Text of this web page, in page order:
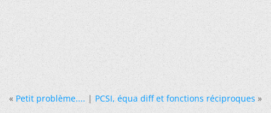
« Petit problème....|PCSI, équa diff et fonctions réciproques »